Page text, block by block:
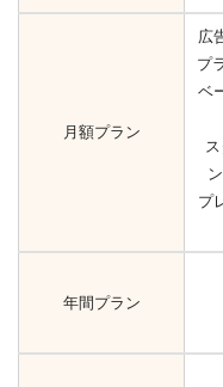
月額プラン
広
プ
ベ
プ
年間プラン